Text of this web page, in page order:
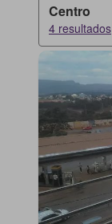
Centro
4 resultados